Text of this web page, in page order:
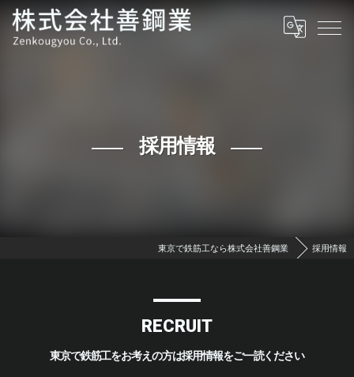
採用情報
東京で鉄筋工なら株式会社善鋼業 採用情報
東京で鉄筋工をお考えの方は採用情報をご一読ください
RECRUIT